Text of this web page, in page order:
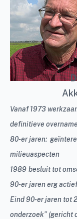
Vanaf 1973
definitieve
80-er jaren:
milieuaspecten
1989 besluit tot
90-er jaren erg
Eind 90-er jaren tot
onderzoek” (gericht